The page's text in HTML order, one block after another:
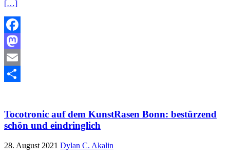
[…]
Facebook
Mastodon
Email
Tocotronic auf dem KunstRasen Bonn: bestürzend
schön und eindringlich
28. August 2021 Dylan C. Akalin